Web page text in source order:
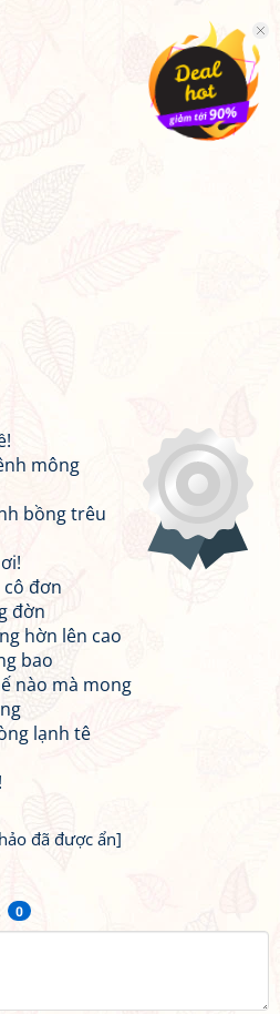
0
mông
bồng trêu
đơn
đờn
hờn lên cao
bao
nào mà mong
lạnh tê
đã được ẩn]